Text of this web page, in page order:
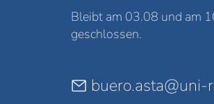
Bleibt am 03.08 und am
geschlossen.
buero.asta@uni-